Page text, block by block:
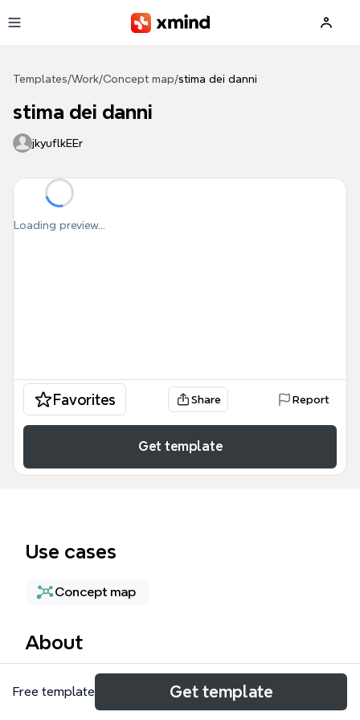
Templates/Work/Concept map/stima dei danni
stima dei danni
jkyuflkEEr
Loading preview...
Favorites Share Report
Get template
Use cases
Concept map
About
La stima dei danni mind map è uno strumento
analitico essenziale per professionisti legali, periti
Free template Get template